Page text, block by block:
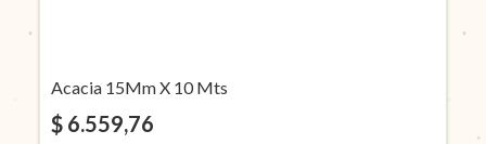
Acacia 15Mm X 10 Mts
$ 6.559,76